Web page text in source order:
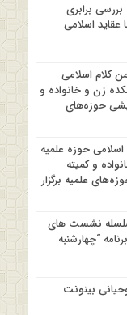
برابری
عقاید اسلامی
کلام اسلامی
زن و خانواده و
حوزه‌های
حوزه علمیه
و کمیته
علمیه برگزار
نشست های
“چهارشنبه
بینونت